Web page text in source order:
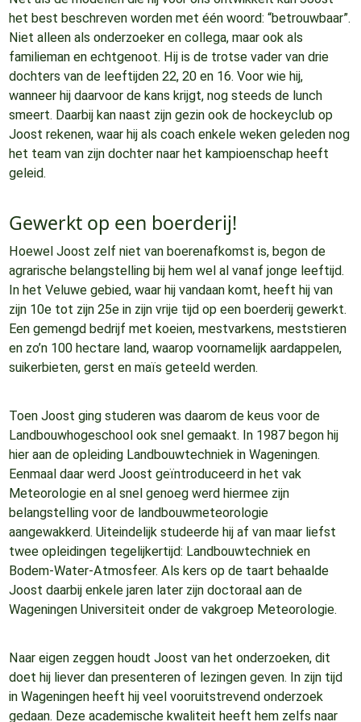
het best beschreven worden met één woord: “betrouwbaar”.
Niet alleen als onderzoeker en collega, maar ook als
familieman en echtgenoot. Hij is de trotse vader van drie
dochters van de leeftijden 22, 20 en 16. Voor wie hij,
wanneer hij daarvoor de kans krijgt, nog steeds de lunch
smeert. Daarbij kan naast zijn gezin ook de hockeyclub op
Joost rekenen, waar hij als coach enkele weken geleden nog
het team van zijn dochter naar het kampioenschap heeft
geleid.
Gewerkt op een boerderij!
Hoewel Joost zelf niet van boerenafkomst is, begon de
agrarische belangstelling bij hem wel al vanaf jonge leeftijd.
In het Veluwe gebied, waar hij vandaan komt, heeft hij van
zijn 10e tot zijn 25e in zijn vrije tijd op een boerderij gewerkt.
Een gemengd bedrijf met koeien, mestvarkens, meststieren
en zo’n 100 hectare land, waarop voornamelijk aardappelen,
suikerbieten, gerst en maïs geteeld werden.
Toen Joost ging studeren was daarom de keus voor de
Landbouwhogeschool ook snel gemaakt. In 1987 begon hij
hier aan de opleiding Landbouwtechniek in Wageningen.
Eenmaal daar werd Joost geïntroduceerd in het vak
Meteorologie en al snel genoeg werd hiermee zijn
belangstelling voor de landbouwmeteorologie
aangewakkerd. Uiteindelijk studeerde hij af van maar liefst
twee opleidingen tegelijkertijd: Landbouwtechniek en
Bodem-Water-Atmosfeer. Als kers op de taart behaalde
Joost daarbij enkele jaren later zijn doctoraal aan de
Wageningen Universiteit onder de vakgroep Meteorologie.
Naar eigen zeggen houdt Joost van het onderzoeken, dit
doet hij liever dan presenteren of lezingen geven. In zijn tijd
in Wageningen heeft hij veel vooruitstrevend onderzoek
gedaan. Deze academische kwaliteit heeft hem zelfs naar